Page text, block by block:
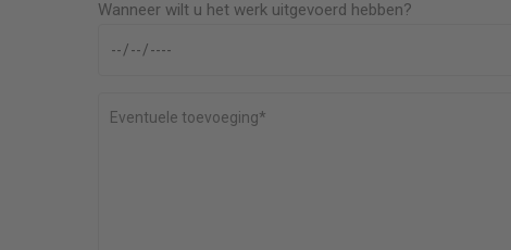
Wanneer wilt u het werk uitgevoerd hebben?